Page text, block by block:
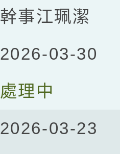
幹事江珮潔
2026-03-30
處理中
2026-03-23